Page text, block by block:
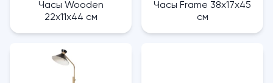
Часы Wooden
22х11х44 см
Часы Frame 38х17х45
см